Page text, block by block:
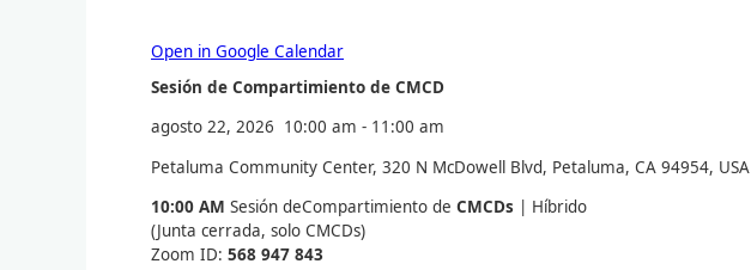
Open in Google Calendar
Sesión de Compartimiento de CMCD
agosto 22, 2026 10:00 am - 11:00 am
Petaluma Community Center, 320 N McDowell Blvd, Petaluma, CA 94954, USA
10:00 AM Sesión deCompartimiento de CMCDs | Híbrido
(Junta cerrada, solo CMCDs)
Zoom ID: 568 947 843